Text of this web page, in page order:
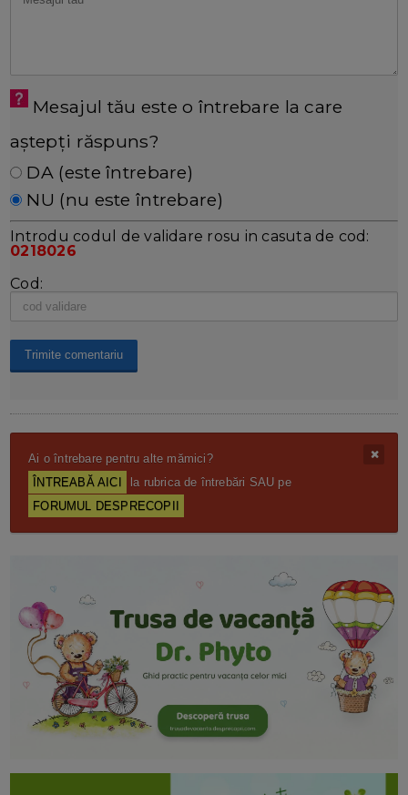
Mesajul tău este o întrebare la care
aștepți răspuns?
DA (este întrebare)
NU (nu este întrebare)
Introdu codul de validare rosu in casuta de cod:
0218026
Cod:
Ai o întrebare pentru alte mămici?
ÎNTREABĂ AICI
la rubrica de întrebări SAU pe
FORUMUL DESPRECOPII